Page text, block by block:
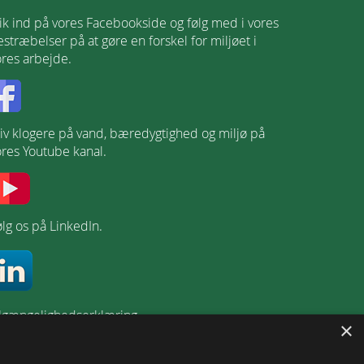
ind på vores Facebookside og følg med i vores
på at gøre en forskel for miljøet i
arbejde.
klogere på vand, bæredygtighed og miljø på
Youtube kanal.
os på LinkedIn.
×